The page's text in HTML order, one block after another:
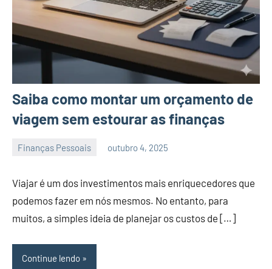
Saiba como montar um orçamento de
viagem sem estourar as finanças
Finanças Pessoais outubro 4, 2025
Viajar é um dos investimentos mais enriquecedores que
podemos fazer em nós mesmos. No entanto, para
muitos, a simples ideia de planejar os custos de […]
Continue lendo